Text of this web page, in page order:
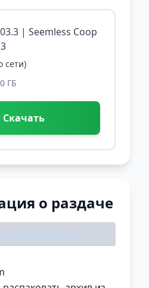
| Seemless Coop
сети)
ГБ
Скачать
о раздаче
сетевой игры: